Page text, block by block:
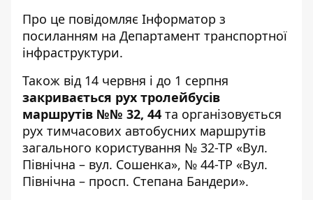
Про це повідомляє Інформатор з
посиланням на Департамент транспортної
інфраструктури.
Також від 14 червня і до 1 серпня
закривається рух тролейбусів
маршрутів №№ 32, 44 та організовується
рух тимчасових автобусних маршрутів
загального користування № 32-ТР «Вул.
Північна – вул. Сошенка», № 44-ТР «Вул.
Північна – просп. Степана Бандери».